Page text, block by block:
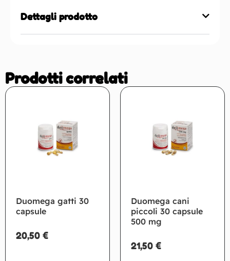
Dettagli prodotto
Prodotti correlati
Duomega gatti 30
capsule
20,50 €
Duomega cani
piccoli 30 capsule
500 mg
21,50 €